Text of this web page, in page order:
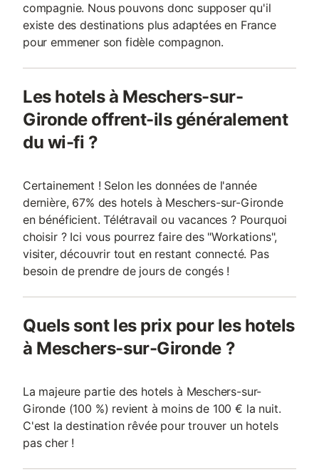
compagnie. Nous pouvons donc supposer qu'il
existe des destinations plus adaptées en France
pour emmener son fidèle compagnon.
Les hotels à Meschers-sur-
Gironde offrent-ils généralement
du wi-fi ?
Certainement ! Selon les données de l'année
dernière, 67% des hotels à Meschers-sur-Gironde
en bénéficient. Télétravail ou vacances ? Pourquoi
choisir ? Ici vous pourrez faire des "Workations",
visiter, découvrir tout en restant connecté. Pas
besoin de prendre de jours de congés !
Quels sont les prix pour les hotels
à Meschers-sur-Gironde ?
La majeure partie des hotels à Meschers-sur-
Gironde (100 %) revient à moins de 100 € la nuit.
C'est la destination rêvée pour trouver un hotels
pas cher !